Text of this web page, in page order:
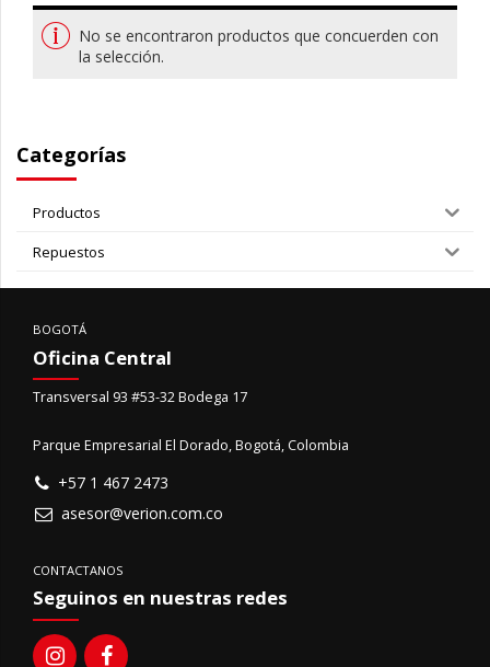
No se encontraron productos que concuerden con
la selección.
Categorías
Productos
Repuestos
BOGOTÁ
Oficina Central
Transversal 93 #53-32 Bodega 17
Parque Empresarial El Dorado, Bogotá, Colombia
+57 1 467 2473
asesor@verion.com.co
CONTACTANOS
Seguinos en nuestras redes